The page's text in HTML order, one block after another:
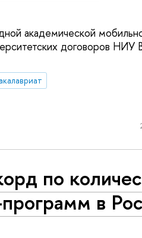
академической
договоров
по
в